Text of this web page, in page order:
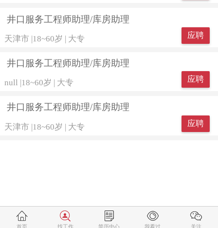
井口服务工程师助理/库房助理
天津市 |18~60岁 | 大专 应聘
井口服务工程师助理/库房助理
null 18~60岁 大专 应聘
井口服务工程师助理/库房助理
天津市 |18~60岁 | 大专 应聘
首页 找工作 简历中心 我看过 关注